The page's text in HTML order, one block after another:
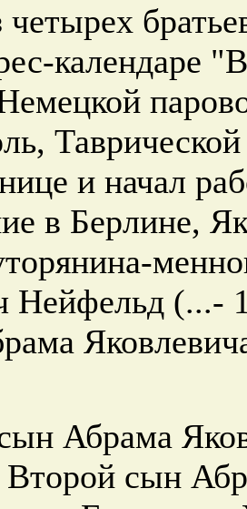
календаре
и начал
в Берлине,
Нейфельд (...-
Абрама
сын